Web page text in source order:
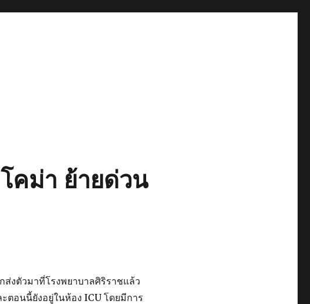
คม่า ย้ายด่วน
ส่งตัวมาที่โรงพยาบาลศิริราชแล้ว
ตอนนี้ยังอยู่ในห้อง ICU โดยมีการ